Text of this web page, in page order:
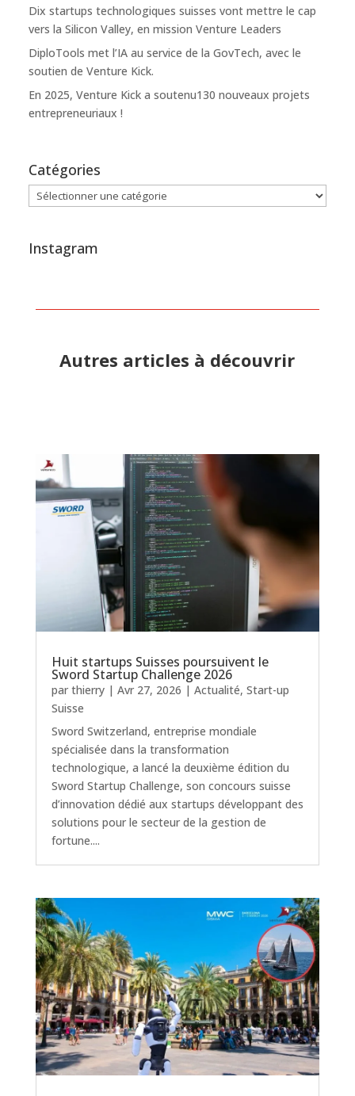
Dix startups technologiques suisses vont mettre le cap
vers la Silicon Valley, en mission Venture Leaders
DiploTools met l’IA au service de la GovTech, avec le
soutien de Venture Kick.
En 2025, Venture Kick a soutenu130 nouveaux projets
entrepreneuriaux !
Catégories
Catégories
Instagram
Autres articles à découvrir
Huit startups Suisses poursuivent le
Sword Startup Challenge 2026
par thierry| Avr 27, 2026 | Actualité, Start-up
Suisse
Sword Switzerland, entreprise mondiale
spécialisée dans la transformation
technologique, a lancé la deuxième édition du
Sword Startup Challenge, son concours suisse
d’innovation dédié aux startups développant des
solutions pour le secteur de la gestion de
fortune....